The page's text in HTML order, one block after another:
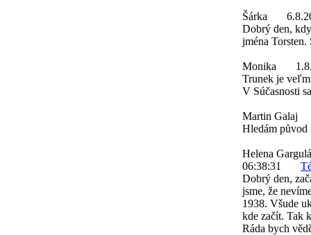
Šárka
Dobrý den,
jména
Monika
Trunek je
V Súčasnosti
Martin Galaj
Hledám původ
Helena
06:38:31
Dobrý den,
jsme, že
1938. Všude
kde začít. Tak
Ráda bych